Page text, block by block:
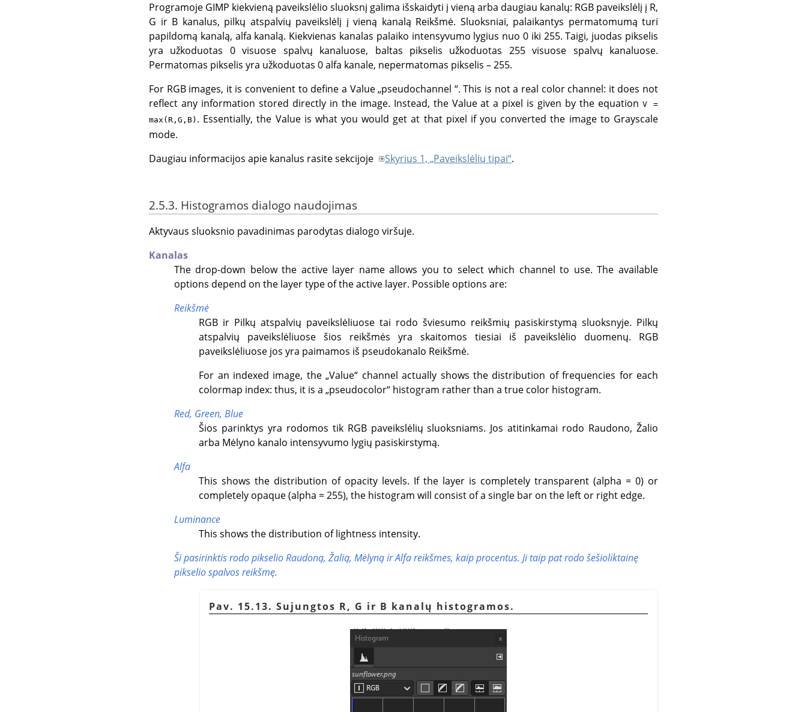
Programoje GIMP kiekvieną paveikslėlio sluoksnį galima išskaidyti į vieną arba daugiau kanalų: RGB paveikslėlį į R,
G ir B kanalus, pilkų atspalvių paveikslėlį į vieną kanalą Reikšmė. Sluoksniai, palaikantys permatomumą turi
papildomą kanalą, alfa kanalą. Kiekvienas kanalas palaiko intensyvumo lygius nuo 0 iki 255. Taigi, juodas pikselis
yra užkoduotas 0 visuose spalvų kanaluose, baltas pikselis užkoduotas 255 visuose spalvų kanaluose.
Permatomas pikselis yra užkoduotas 0 alfa kanale, nepermatomas pikselis – 255.
For RGB images, it is convenient to define a Value„pseudochannel “. This is not a real color channel: it does not
reflect any information stored directly in the image. Instead, the Value at a pixel is given by the equationV =
max(R,G,B) . Essentially, the Value is what you would get at that pixel if you converted the image to Grayscale
mode.
Daugiau informacijos apie kanalus rasite sekcijoje
Skyrius 1, „Paveikslėlių tipai“.
2.5.3. Histogramos dialogo naudojimas
Aktyvaus sluoksnio pavadinimas parodytas dialogo viršuje.
Kanalas
The drop-down below the active layer name allows you to select which channel to use. The available
options depend on the layer type of the active layer. Possible options are:
Reikšmė
RGB ir Pilkų atspalvių paveikslėliuose tai rodo šviesumo reikšmių pasiskirstymą sluoksnyje. Pilkų
atspalvių paveikslėliuose šios reikšmės yra skaitomos tiesiai iš paveikslėlio duomenų. RGB
paveikslėliuose jos yra paimamos iš pseudokanalo Reikšmė.
For an indexed image, the„Value“ channel actually shows the distribution of frequencies for each
colormap index: thus, it is a„pseudocolor“ histogram rather than a true color histogram.
Red, Green, Blue
Šios parinktys yra rodomos tik RGB paveikslėlių sluoksniams. Jos atitinkamai rodo Raudono, Žalio
arba Mėlyno kanalo intensyvumo lygių pasiskirstymą.
Alfa
This shows the distribution of opacity levels. If the layer is completely transparent (alpha = 0) or
completely opaque (alpha = 255), the histogram will consist of a single bar on the left or right edge.
Luminance
This shows the distribution of lightness intensity.
Ši pasirinktis rodo pikselioRaudoną, Žalią, MėlynąirAlfareikšmes, kaip procentus. Ji taip pat rodo šešioliktainę
pikselio spalvos reikšmę.
Pav. 15.13. Sujungtos R, G ir B kanalų histogramos.